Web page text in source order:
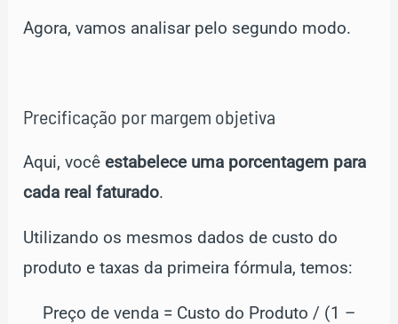
Agora, vamos analisar pelo segundo modo.
Precificação por margem objetiva
Aqui, vocêestabelece uma porcentagem para
cada real faturado.
Utilizando os mesmos dados de custo do
produto e taxas da primeira fórmula, temos:
Preço de venda = Custo do Produto / (1 –